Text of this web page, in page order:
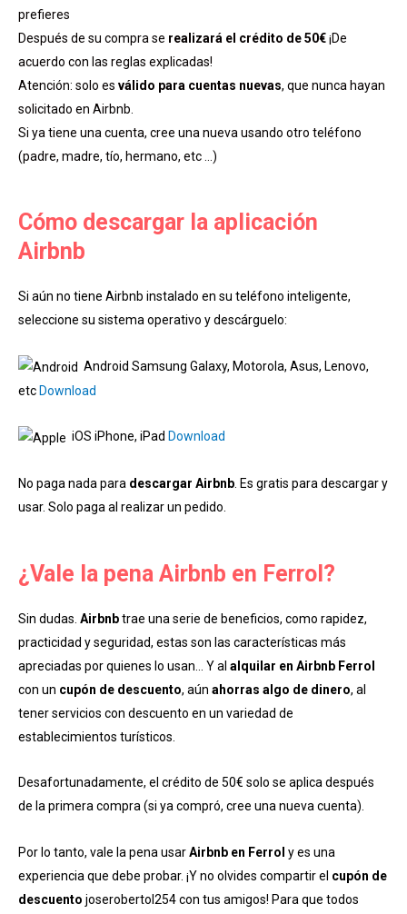
prefieres
Después de su compra se realizará el crédito de 50€¡De
acuerdo con las reglas explicadas!
Atención: solo es válido para cuentas nuevas, que nunca hayan
solicitado en Airbnb.
Si ya tiene una cuenta, cree una nueva usando otro teléfono
(padre, madre, tío, hermano, etc …)
Cómo descargar la aplicación
Airbnb
Si aún no tiene Airbnb instalado en su teléfono inteligente,
seleccione su sistema operativo y descárguelo:
Android Samsung Galaxy, Motorola, Asus, Lenovo,
etc Download
iOS iPhone, iPad Download
No paga nada para descargar Airbnb . Es gratis para descargar y
usar. Solo paga al realizar un pedido.
¿Vale la pena Airbnb en Ferrol?
Sin dudas. Airbnbtrae una serie de beneficios, como rapidez,
practicidad y seguridad, estas son las características más
apreciadas por quienes lo usan… Y al alquilar en Airbnb Ferrol
con un cupón de descuento, aún ahorras algo de dinero, al
tener servicios con descuento en un variedad de
establecimientos turísticos.
Desafortunadamente, el crédito de 50€ solo se aplica después
de la primera compra (si ya compró, cree una nueva cuenta).
Por lo tanto, vale la pena usarAirbnb en Ferrol y es una
experiencia que debe probar. ¡Y no olvides compartir el cupón de
descuento joserobertol254 con tus amigos! Para que todos